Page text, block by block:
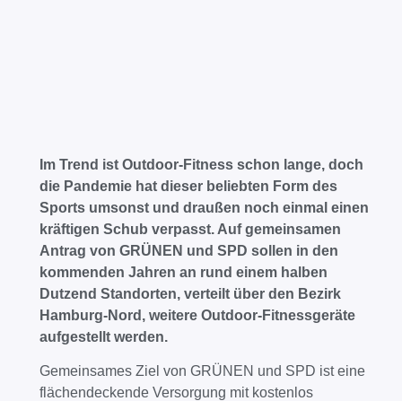
Im Trend ist Outdoor-Fitness schon lange, doch
die Pandemie hat dieser beliebten Form des
Sports umsonst und draußen noch einmal einen
kräftigen Schub verpasst. Auf gemeinsamen
Antrag von GRÜNEN und SPD sollen in den
kommenden Jahren an rund einem halben
Dutzend Standorten, verteilt über den Bezirk
Hamburg-Nord, weitere Outdoor-Fitnessgeräte
aufgestellt werden.
Gemeinsames Ziel von GRÜNEN und SPD ist eine
flächendeckende Versorgung mit kostenlos